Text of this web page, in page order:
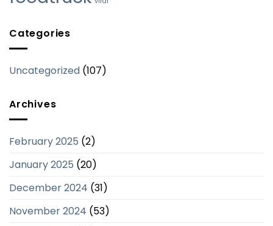
Categories
Uncategorized (107)
Archives
February 2025 (2)
January 2025 (20)
December 2024 (31)
November 2024 (53)